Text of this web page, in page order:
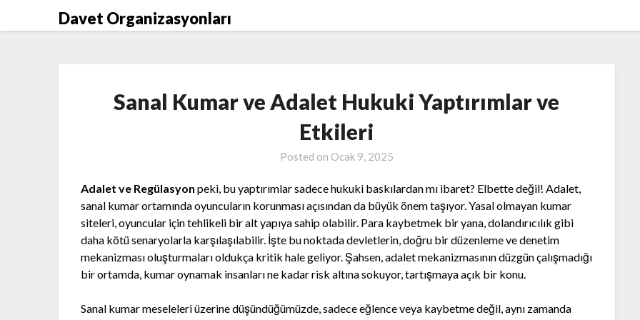
Davet Organizasyonları
Sanal Kumar ve Adalet Hukuki Yaptırımlar ve
Etkileri
Posted on Ocak 9, 2025
Adalet ve Regülasyon peki, bu yaptırımlar sadece hukuki baskılardan mı ibaret? Elbette değil! Adalet,
sanal kumar ortamında oyuncuların korunması açısından da büyük önem taşıyor. Yasal olmayan kumar
siteleri, oyuncular için tehlikeli bir alt yapıya sahip olabilir. Para kaybetmek bir yana, dolandırıcılık gibi
daha kötü senaryolarla karşılaşılabilir. İşte bu noktada devletlerin, doğru bir düzenleme ve denetim
mekanizması oluşturmaları oldukça kritik hale geliyor. Şahsen, adalet mekanizmasının düzgün çalışmadığı
bir ortamda, kumar oynamak insanları ne kadar risk altına sokuyor, tartışmaya açık bir konu.
Sanal kumar meseleleri üzerine düşündüğümüzde, sadece eğlence veya kaybetme değil, aynı zamanda